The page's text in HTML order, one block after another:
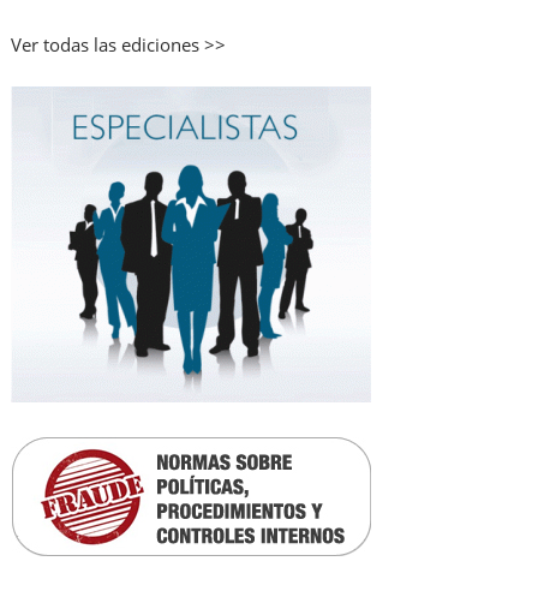
Ver todas las ediciones >>